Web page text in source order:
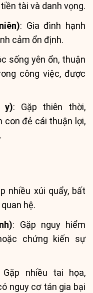
tài và danh vọng.
: Gia đình hạnh
cảm ổn định.
sống yên ổn, thuận
công việc, được
y): Gặp thiên thời,
con đẻ cái thuận lợi,
nhiều xúi quẩy, bất
hệ.
: Gặp nguy hiểm
chứng kiến sự
Gặp nhiều tai họa,
nguy cơ tán gia bại